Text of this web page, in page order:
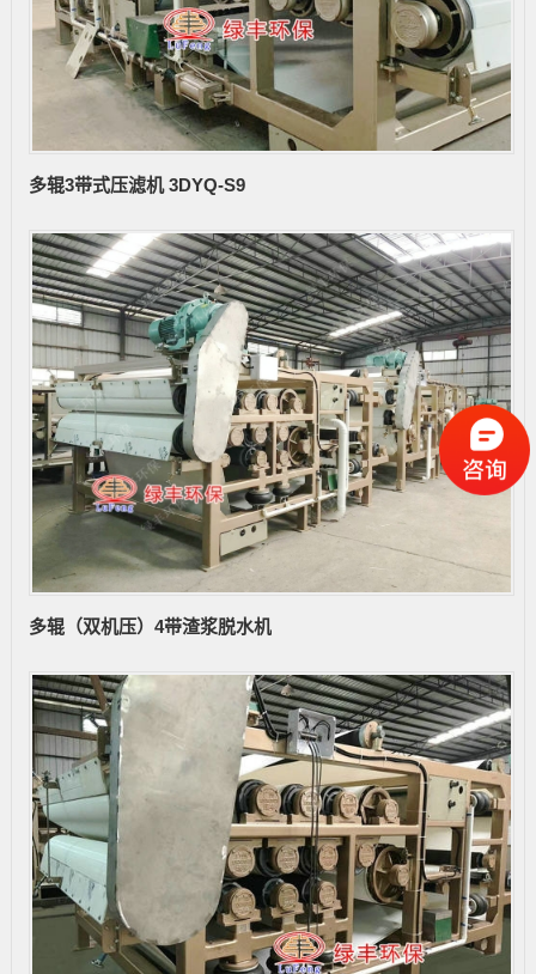
多辊3带式压滤机 3DYQ-S9
多辊（双机压）4带渣浆脱水机